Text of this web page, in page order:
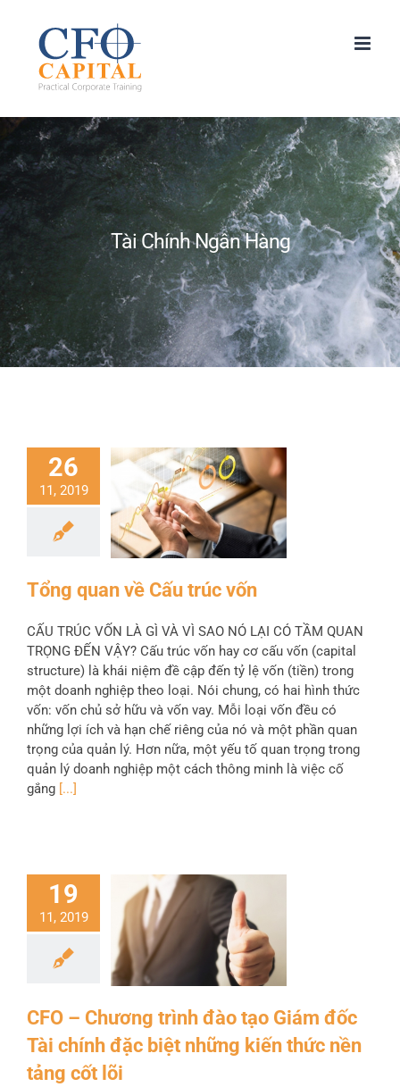
content
Tài Chính Ngân Hàng
26
11, 2019
Tổng quan về Cấu trúc vốn
CẤU TRÚC VỐN LÀ GÌ VÀ VÌ SAO NÓ LẠI CÓ TẦM QUAN
TRỌNG ĐẾN VẬY? Cấu trúc vốn hay cơ cấu vốn (capital
structure) là khái niệm đề cập đến tỷ lệ vốn (tiền) trong
một doanh nghiệp theo loại. Nói chung, có hai hình thức
vốn: vốn chủ sở hữu và vốn vay. Mỗi loại vốn đều có
những lợi ích và hạn chế riêng của nó và một phần quan
trọng của quản lý. Hơn nữa, một yếu tố quan trọng trong
quản lý doanh nghiệp một cách thông minh là việc cố
gắng [...]
19
11, 2019
CFO – Chương trình đào tạo Giám đốc
Tài chính đặc biệt những kiến thức nền
tảng cốt lõi